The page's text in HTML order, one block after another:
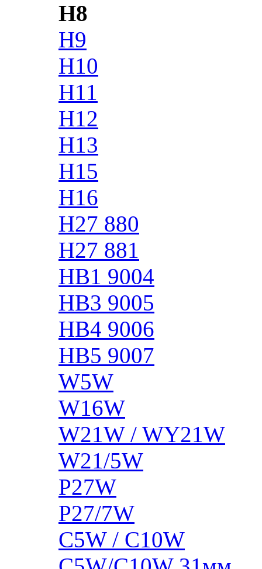
H8
H9
H10
H11
H12
H13
H15
H16
H27 880
H27 881
HB1 9004
HB3 9005
HB4 9006
HB5 9007
W5W
W16W
W21W / WY21W
W21/5W
P27W
P27/7W
C5W / C10W